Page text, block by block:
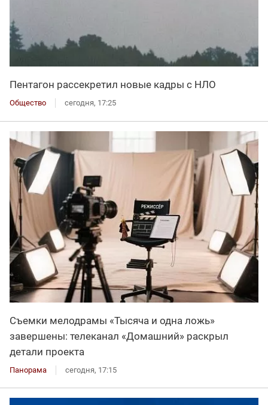
Пентагон рассекретил новые кадры с НЛО
Общество сегодня, 17:25
Съемки мелодрамы «Тысяча и одна ложь»
завершены: телеканал «Домашний» раскрыл
детали проекта
Панорама сегодня, 17:15